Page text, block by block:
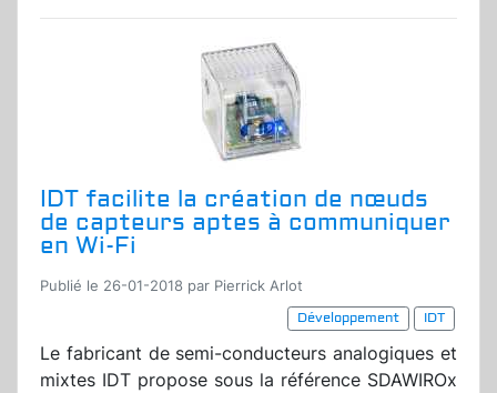
IDT facilite la création de nœuds
de capteurs aptes à communiquer
en Wi-Fi
Publié le 26-01-2018 par Pierrick Arlot
Développement
IDT
Le fabricant de semi-conducteurs analogiques et
mixtes IDT propose sous la référence SDAWIROx